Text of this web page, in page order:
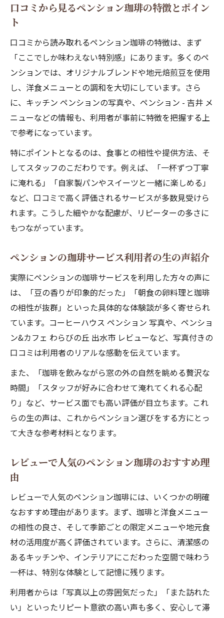
口コミから見るペンション珈琲の特徴とポイン
ト
口コミから読み取れるペンション珈琲の特徴は、まず
「ここでしか味わえない特別感」にあります。多くのペ
ンションでは、オリジナルブレンドや地元焙煎豆を使用
し、洋食メニューとの調和を大切にしています。さら
に、キッチン ペンションの写真や、ペンション - 吉井 メ
ニューなどの情報も、利用者が事前に特徴を把握する上
で参考になっています。
特にポイントとなるのは、食事との相性や提供方法、そ
してスタッフのこだわりです。例えば、「一杯ずつ丁寧
に淹れる」「自家製パンやスイーツと一緒に楽しめる」
など、口コミで高く評価されるサービスが多数見受けら
れます。こうした細やかな配慮が、リピーターの多さに
もつながっています。
ペンションの珈琲サービス利用者の生の声紹介
実際にペンションの珈琲サービスを利用した方々の声に
は、「豆の香りが印象的だった」「朝食の卵料理と珈琲
の相性が抜群」といった具体的な体験談が多く寄せられ
ています。コーヒーハウス ペンション 写真や、ペンショ
ン&カフェ わらびの丘 出水市 レビューなど、写真付きの
口コミは利用者のリアルな感動を伝えています。
また、「珈琲を飲みながら窓の外の自然を眺める贅沢な
時間」「スタッフが好みに合わせて淹れてくれる心配
り」など、サービス面でも高い評価が目立ちます。これ
らの生の声は、これからペンション選びをする方にとっ
て大きな参考材料となります。
レビューで人気のペンション珈琲のおすすめ理
由
レビューで人気のペンション珈琲には、いくつかの明確
なおすすめ理由があります。まず、珈琲と洋食メニュー
の相性の良さ、そして季節ごとの限定メニューや地元食
材の活用度が高く評価されています。さらに、清潔感の
あるキッチンや、インテリアにこだわった空間で味わう
一杯は、特別な体験として記憶に残ります。
利用者からは「写真以上の雰囲気だった」「また訪れた
い」といったリピート意欲の高い声も多く、安心して滞